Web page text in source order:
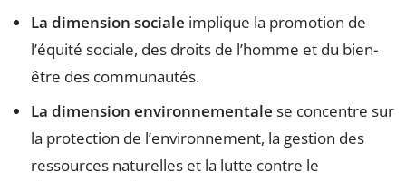
La dimension sociale implique la promotion de
l’équité sociale, des droits de l’homme et du bien-
être des communautés.
La dimension environnementale se concentre sur
la protection de l’environnement, la gestion des
ressources naturelles et la lutte contre le